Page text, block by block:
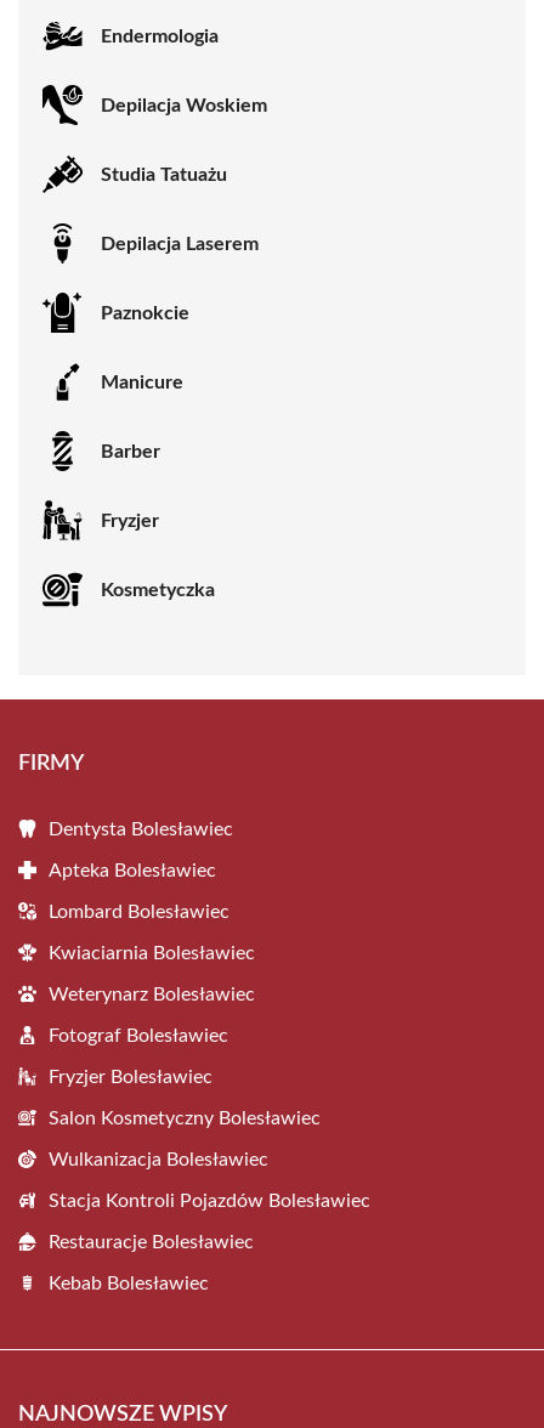
Endermologia
Depilacja Woskiem
Studia Tatuażu
Depilacja Laserem
Paznokcie
Manicure
Barber
Fryzjer
Kosmetyczka
FIRMY
Dentysta Bolesławiec
Apteka Bolesławiec
Lombard Bolesławiec
Kwiaciarnia Bolesławiec
Weterynarz Bolesławiec
Fotograf Bolesławiec
Fryzjer Bolesławiec
Salon Kosmetyczny Bolesławiec
Wulkanizacja Bolesławiec
Stacja Kontroli Pojazdów Bolesławiec
Restauracje Bolesławiec
Kebab Bolesławiec
NAJNOWSZE WPISY